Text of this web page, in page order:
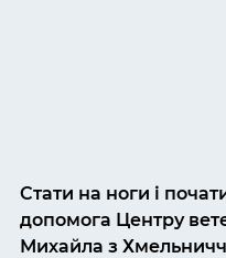
Стати на ноги і
допомога Центру
Михайла з